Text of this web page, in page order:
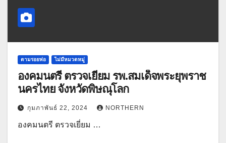
ตามรอยพ่อ ไม่มีหมวดหมู่
องคมนตรี ตรวจเยี่ยม รพ.สมเด็จพระยุพราช
นครไทย จังหวัดพิษณุโลก
กุมภาพันธ์ 22, 2024 NORTHERN
องคมนตรี ตรวจเยี่ยม …